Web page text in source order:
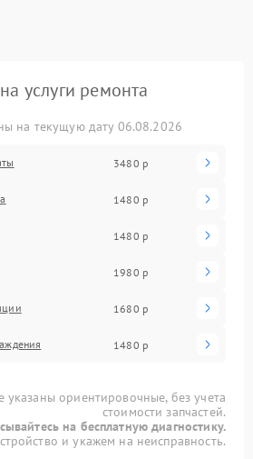
услуги ремонта
на текущую дату 06.08.2026
3480 р
1480 р
1480 р
1980 р
1680 р
1480 р
указаны ориентировочные, без учета
стоимости запчастей.
на бесплатную диагностику.
и укажем на неисправность.